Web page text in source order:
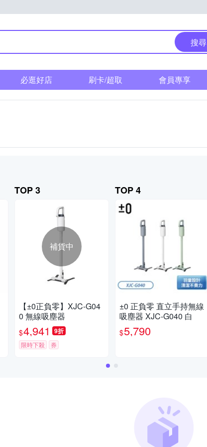
搜尋
必逛好店 刷卡/超取 會員專享
TOP 3
補貨中
【±0正負零】XJC-G04
0 無線吸塵器
$4,941 9折
限時下殺 券
TOP 4
±0 正負零 直立手持無線
吸塵器 XJC-G040 白
$5,790